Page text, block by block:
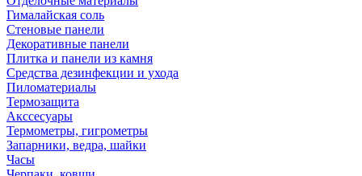
Гималайская соль
Стеновые панели
Декоративные панели
Плитка и панели из камня
Средства дезинфекции и ухода
Пиломатериалы
Термозащита
Аксcесуары
Термометры, гигрометры
Запарники, ведра, шайки
Часы